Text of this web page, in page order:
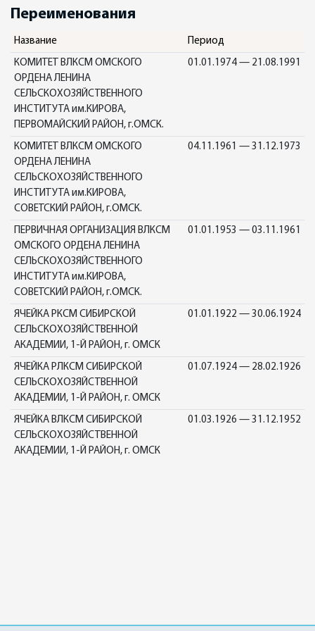
Переименования
Название Период
КОМИТЕТ ВЛКСМ ОМСКОГО
ОРДЕНА ЛЕНИНА
СЕЛЬСКОХОЗЯЙСТВЕННОГО
ИНСТИТУТА им.КИРОВА,
ПЕРВОМАЙСКИЙ РАЙОН, г.ОМСК.
01.01.1974 — 21.08.1991
КОМИТЕТ ВЛКСМ ОМСКОГО
ОРДЕНА ЛЕНИНА
СЕЛЬСКОХОЗЯЙСТВЕННОГО
ИНСТИТУТА им.КИРОВА,
СОВЕТСКИЙ РАЙОН, г.ОМСК.
04.11.1961 — 31.12.1973
ПЕРВИЧНАЯ ОРГАНИЗАЦИЯ ВЛКСМ
ОМСКОГО ОРДЕНА ЛЕНИНА
СЕЛЬСКОХОЗЯЙСТВЕННОГО
ИНСТИТУТА им.КИРОВА,
СОВЕТСКИЙ РАЙОН, г.ОМСК.
01.01.1953 — 03.11.1961
ЯЧЕЙКА РКСМ СИБИРСКОЙ
СЕЛЬСКОХОЗЯЙСТВЕННОЙ
АКАДЕМИИ, 1-Й РАЙОН, г. ОМСК
01.01.1922 — 30.06.1924
ЯЧЕЙКА РЛКСМ СИБИРСКОЙ
СЕЛЬСКОХОЗЯЙСТВЕННОЙ
АКАДЕМИИ, 1-Й РАЙОН, г. ОМСК
01.07.1924 — 28.02.1926
ЯЧЕЙКА ВЛКСМ СИБИРСКОЙ
СЕЛЬСКОХОЗЯЙСТВЕННОЙ
АКАДЕМИИ, 1-Й РАЙОН, г. ОМСК
01.03.1926 — 31.12.1952